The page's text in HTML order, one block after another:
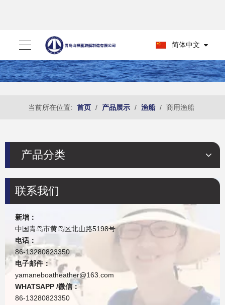
简体中文
当前所在位置: 首页 / 产品展示 / 渔船 / 商用渔船
产品分类
联系我们
新增：
中国青岛市黄岛区北山路5198号
电话：
86-13280823350
电子邮件：
yamaneboatheather@163.com
WHATSAPP /微信：
86-13280823350